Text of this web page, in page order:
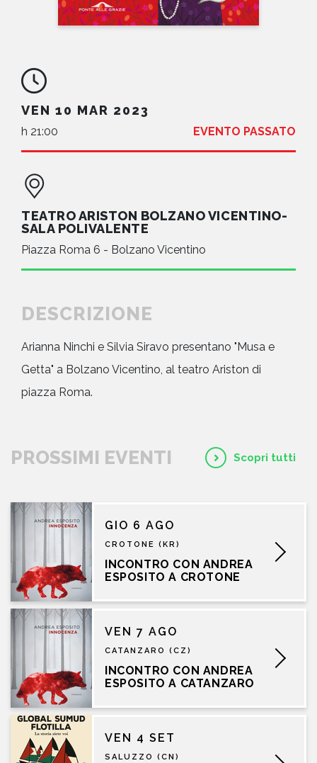
VEN 10 MAR 2023
h 21:00 EVENTO PASSATO
TEATRO ARISTON BOLZANO VICENTINO-
SALA POLIVALENTE
Piazza Roma 6 - Bolzano Vicentino
DESCRIZIONE
Arianna Ninchi e Silvia Siravo presentano "Musa e
Getta" a Bolzano Vicentino, al teatro Ariston di
piazza Roma.
PROSSIMI EVENTI Scopri tutti
GIO 6 AGO
CROTONE (KR)
INCONTRO CON ANDREA
ESPOSITO A CROTONE
VEN 7 AGO
CATANZARO (CZ)
INCONTRO CON ANDREA
ESPOSITO A CATANZARO
VEN 4 SET
SALUZZO (CN)